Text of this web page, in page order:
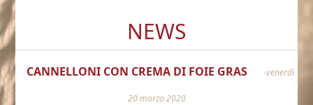
NEWS
CANNELLONI CON CREMA DI FOIE GRAS -venerdì
20 marzo 2020